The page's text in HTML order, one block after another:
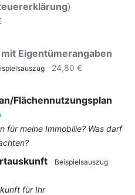
)
Eigentümerangaben
24,80 €
Flächennutzungsplan
für meine Immobilie? Was darf
Beispielsauszug
für Ihr